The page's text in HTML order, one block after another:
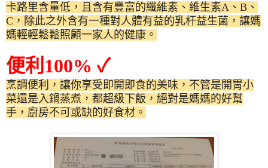
卡路里含量低，且含有豐富的纖維素、維生素A 、 B 、
C ，除此之外含有一種對人體有益的乳杆益生菌，讓媽
媽輕輕鬆鬆照顧一家人的健康。
便利100% ✓
烹調便利，讓你享受即開即食的美味，不管是開胃小
菜還是入鍋蒸煮，都超級下飯，絕對是媽媽的好幫
手，廚房不可或缺的好食材。